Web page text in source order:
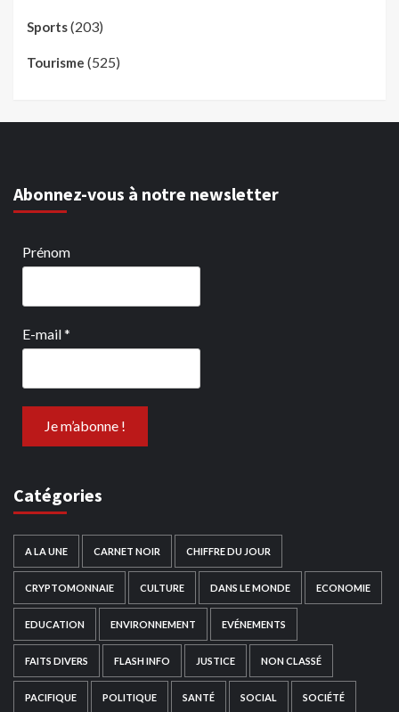
Sports(203)
Tourisme (525)
Abonnez-vous à notre newsletter
Prénom
E-mail*
Catégories
A LA UNE CARNET NOIR CHIFFRE DU JOUR
CRYPTOMONNAIE CULTURE DANS LE MONDE ECONOMIE
EDUCATION ENVIRONNEMENT EVÉNEMENTS
FAITS DIVERS FLASH INFO JUSTICE NON CLASSÉ
PACIFIQUE POLITIQUE SANTÉ SOCIAL SOCIÉTÉ